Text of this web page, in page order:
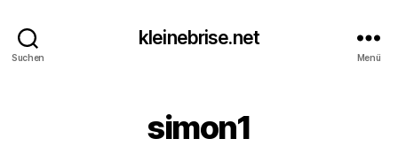
Suchen
kleinebrise.net
Menü
simon1